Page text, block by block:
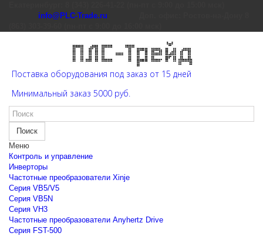
info@PLC-Trade.ru
Поставка оборудования под заказ от 15 дней
Минимальный заказ 5000 руб.
Поиск
Меню
Контроль и управление
Инверторы
Частотные преобразователи Xinje
Cерия VB5/V5
Cерия VB5N
Cерия VH3
Частотные преобразователи Anyhertz Drive
Серия FST-500